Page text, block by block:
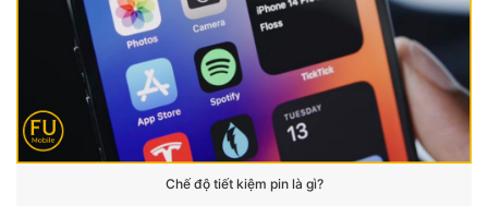
Chế độ tiết kiệm pin là gì?